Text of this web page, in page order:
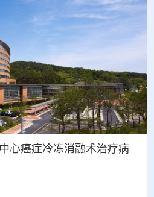
心癌症冷冻消融术治疗病